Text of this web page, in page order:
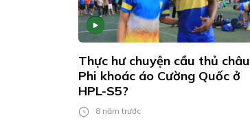
Thực hư chuyện cầu thủ châu
Phi khoác áo Cường Quốc ở
HPL-S5?
8 năm trước